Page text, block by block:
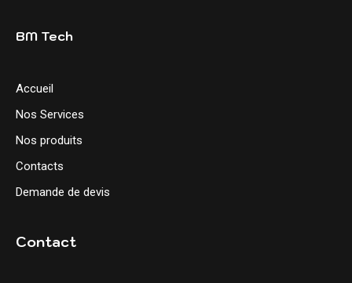
BM Tech
Accueil
Nos Services
Nos produits
Contacts
Demande de devis
Contact